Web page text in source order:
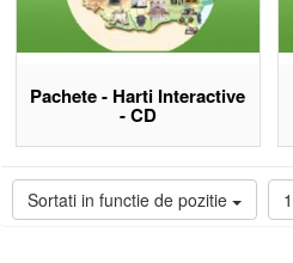
liceu
Galerii de portrete pentru
individual
Pachete hărți istorice
legende configurabile
Descoperă materiale didactice
Pachete - Harti Interactive
- CD
Sortati in functie de pozitie